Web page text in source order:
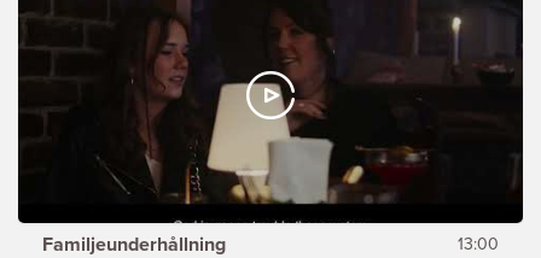
Familjeunderhållning 13:00